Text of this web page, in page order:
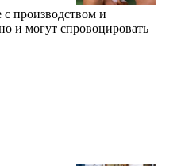
производством и
и могут спровоцировать